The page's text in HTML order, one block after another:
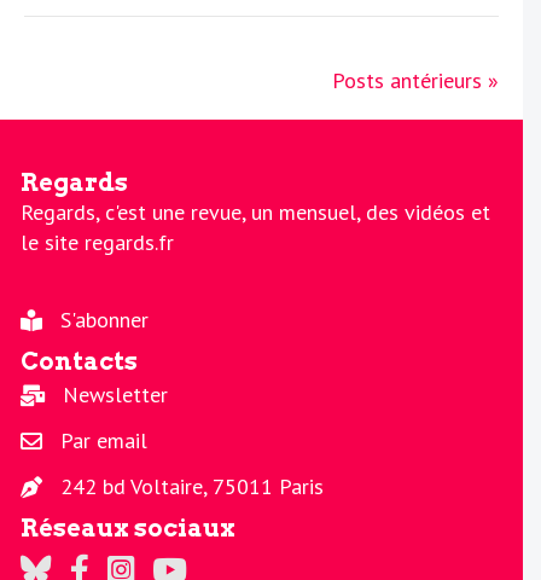
Posts antérieurs »
Regards
Regards, c'est une revue, un mensuel, des vidéos et
le site regards.fr
S'abonner
Contacts
Newsletter
Par email
242 bd Voltaire, 75011 Paris
Réseaux sociaux
Regards sur Twitter
Regards sur Facebook
Regards sur Instagram
La chaine Regards sur Youtube